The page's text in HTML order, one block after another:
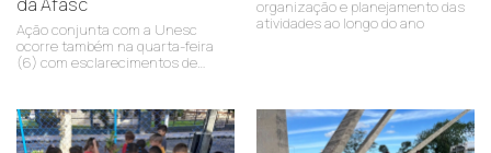
Ação conjunta com a Unesc
ocorre também na quarta-feira
(6) com esclarecimentos de
organização e planejamento das
atividades ao longo do ano